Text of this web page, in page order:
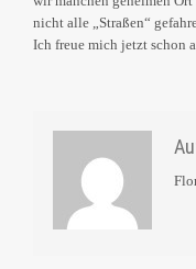
nicht alle „Straßen“
Ich freue mich jetzt schon